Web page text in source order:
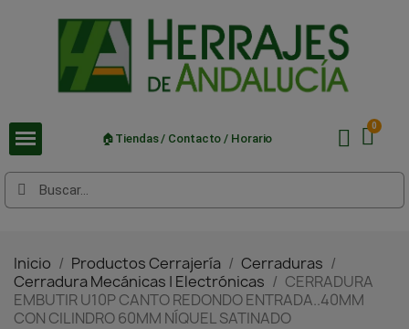
🏠Tiendas / Contacto / Horario
Inicio Productos Cerrajería
Cerraduras
Cerradura Mecánicas | Electrónicas
CERRADURA
EMBUTIR U10P CANTO REDONDO ENTRADA..40MM
CON CILINDRO 60MM NÍQUEL SATINADO